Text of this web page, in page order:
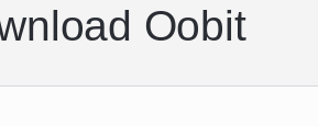
Oobit